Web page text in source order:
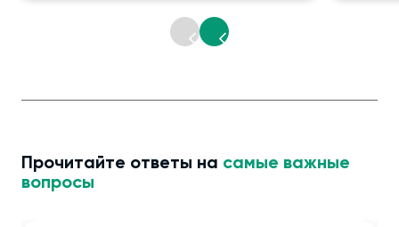
Прочитайте ответы на самые важные
вопросы